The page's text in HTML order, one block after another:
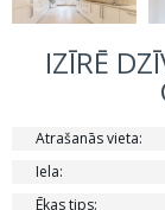
IZĪRĒ
Atrašanās vieta:
Iela:
Ēkas tips: